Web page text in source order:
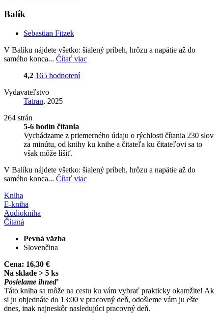
Balík
Sebastian Fitzek
V Balíku nájdete všetko: šialený príbeh, hrôzu a napätie až do
samého konca... Čítať viac
4,2 165 hodnotení
Vydavateľstvo
Tatran, 2025
264 strán
5-6 hodín čítania
Vychádzame z priemerného údaju o rýchlosti čítania 230 slov
za minútu, od knihy ku knihe a čitateľa ku čitateľovi sa to
však môže líšiť.
V Balíku nájdete všetko: šialený príbeh, hrôzu a napätie až do
samého konca... Čítať viac
Kniha
E-kniha
Audiokniha
Čítaná
Pevná väzba
Slovenčina
Cena: 16,30 €
Na sklade > 5 ks
Posielame ihneď
Táto kniha sa môže na cestu ku vám vybrať prakticky okamžite! Ak
si ju objednáte do 13:00 v pracovný deň, odošleme vám ju ešte
dnes, inak najneskôr nasledujúci pracovný deň.